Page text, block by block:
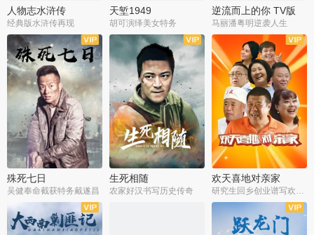
人物志水浒传
经典版水浒传再现
天堑1949
胡可演绎美女特务
逆流而上的你 TV版
马丽潘粤明逆袭人生
全34集
殊死七日
吴健奉命截获特务戴遂昌
全21集
生死相随
农家好汉书写历史传奇
全35集
欢天喜地对亲家
全30集